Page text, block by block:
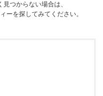
つからない場合は、
ーを探してみてください。